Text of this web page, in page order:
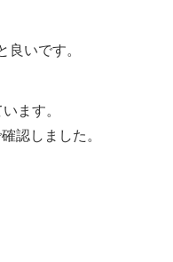
いです。
ます。
認しました。